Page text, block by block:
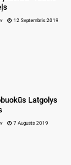
12 Septembris 2019
Latgolys
7 Augusts 2019